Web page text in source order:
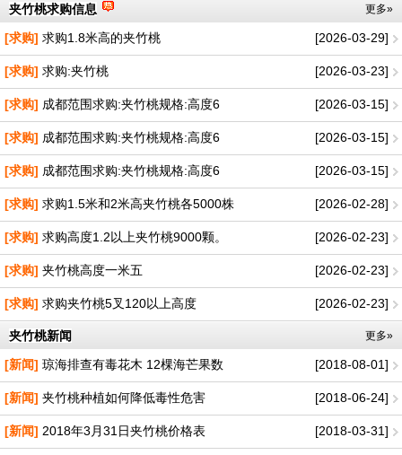
夹竹桃求购信息 更多»
[2026-03-29]
[求购] 求购1.8米高的夹竹桃
[2026-03-23]
[求购] 求购:夹竹桃
[2026-03-15]
[求购] 成都范围求购:夹竹桃规格:高度6
[2026-03-15]
[求购] 成都范围求购:夹竹桃规格:高度6
[2026-03-15]
[求购] 成都范围求购:夹竹桃规格:高度6
[2026-02-28]
[求购] 求购1.5米和2米高夹竹桃各5000株
[2026-02-23]
[求购] 求购高度1.2以上夹竹桃9000颗。
[2026-02-23]
[求购] 夹竹桃高度一米五
[2026-02-23]
[求购] 求购夹竹桃5叉120以上高度
夹竹桃新闻 更多»
[2018-08-01]
[新闻] 琼海排查有毒花木 12棵海芒果数
[2018-06-24]
[新闻] 夹竹桃种植如何降低毒性危害
[2018-03-31]
[新闻] 2018年3月31日夹竹桃价格表